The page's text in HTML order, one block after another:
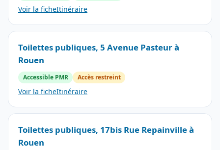
Voir la ficheItinéraire
Toilettes publiques, 5 Avenue Pasteur à
Rouen
Accessible PMR Accès restreint
Voir la ficheItinéraire
Toilettes publiques, 17bis Rue Repainville à
Rouen